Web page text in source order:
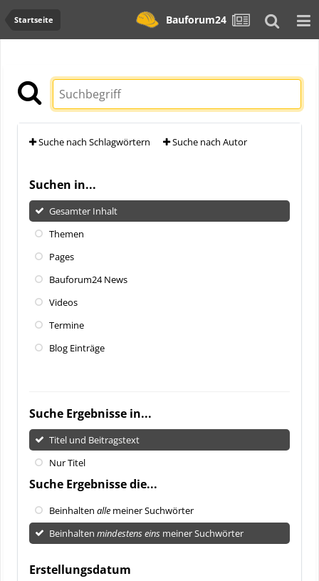
Startseite Bauforum24
Suche nach Schlagwörtern Suche nach Autor
Suchen in...
Gesamter Inhalt
Themen
Pages
Bauforum24 News
Videos
Termine
Blog Einträge
Suche Ergebnisse in...
Titel und Beitragstext
Nur Titel
Suche Ergebnisse die...
Beinhalten alle meiner Suchwörter
Beinhalten mindestens eins meiner Suchwörter
Erstellungsdatum